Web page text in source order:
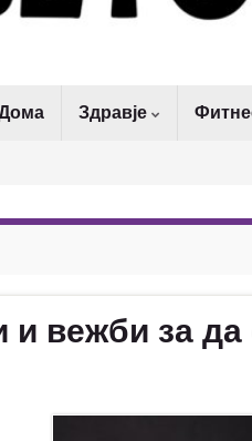
Здравје
вежби за да